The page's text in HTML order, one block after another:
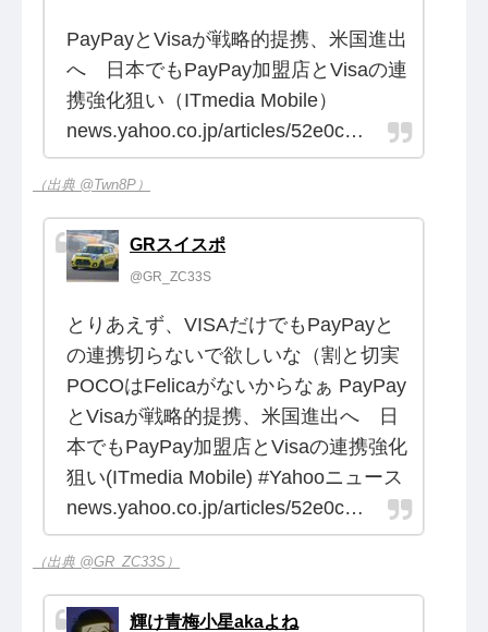
PayPayとVisaが戦略的提携、米国進出
へ 日本でもPayPay加盟店とVisaの連
携強化狙い（ITmedia Mobile）
news.yahoo.co.jp/articles/52e0c…
（出典 @Twn8P）
GRスイスポ
@GR_ZC33S
とりあえず、VISAだけでもPayPayと
の連携切らないで欲しいな（割と切実
POCOはFelicaがないからなぁ PayPay
とVisaが戦略的提携、米国進出へ 日
本でもPayPay加盟店とVisaの連携強化
狙い(ITmedia Mobile) #Yahooニュース
news.yahoo.co.jp/articles/52e0c…
（出典 @GR_ZC33S）
輝け青梅小星akaよね